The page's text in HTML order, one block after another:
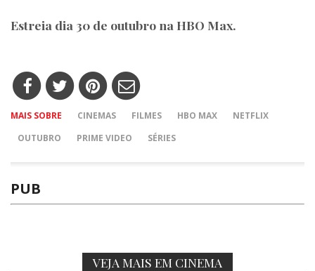
Estreia dia 30 de outubro na HBO Max.
MAIS SOBRE CINEMAS FILMES HBO MAX
NETFLIX
OUTUBRO
PRIME VIDEO SÉRIES
PUB
VEJA MAIS EM CINEMA